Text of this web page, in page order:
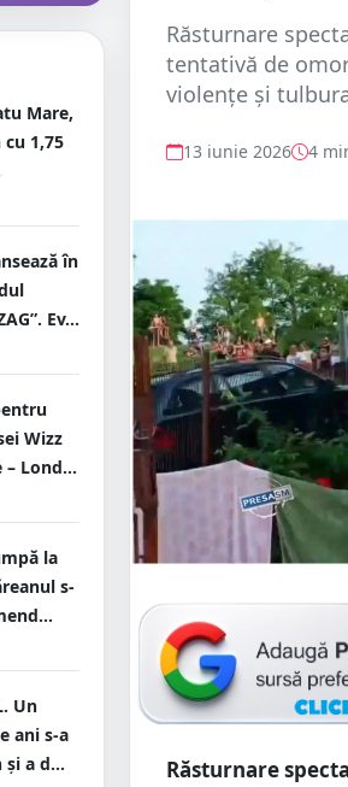
Mare,
1,75
în
Ev...
Wizz
– Lond...
la
s-
Un
ani s-a
a d...
Răsturnare
tentativă de
violențe și
13 iunie 2026 4
Răsturnare